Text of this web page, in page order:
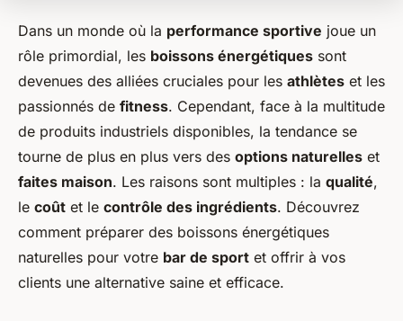
Dans un monde où la performance sportive joue un
rôle primordial, les boissons énergétiques sont
devenues des alliées cruciales pour les athlètes et les
passionnés de fitness. Cependant, face à la multitude
de produits industriels disponibles, la tendance se
tourne de plus en plus vers des options naturelles et
faites maison. Les raisons sont multiples : la qualité,
le coût et le contrôle des ingrédients. Découvrez
comment préparer des boissons énergétiques
naturelles pour votre bar de sport et offrir à vos
clients une alternative saine et efficace.